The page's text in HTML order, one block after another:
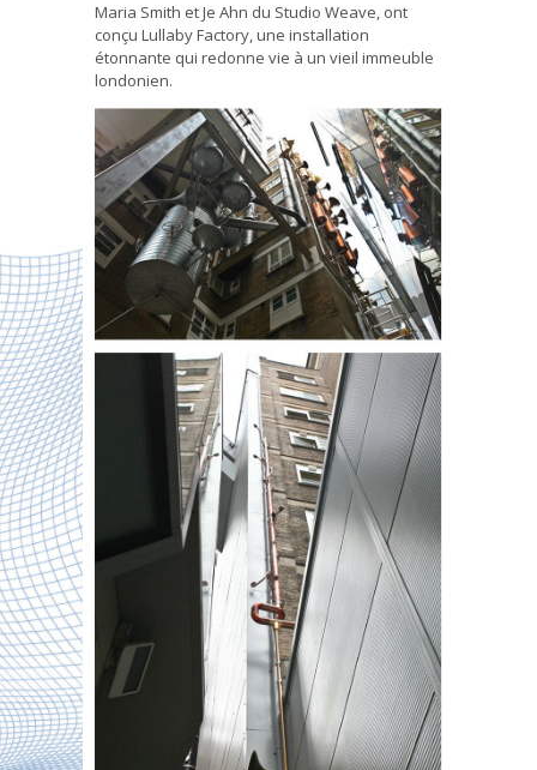
Maria Smith et Je Ahn du Studio Weave, ont
conçu Lullaby Factory, une installation
étonnante qui redonne vie à un vieil immeuble
londonien.